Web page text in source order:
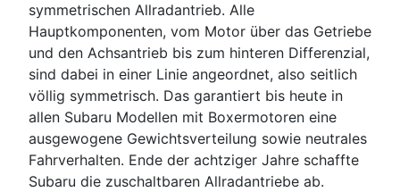
symmetrischen Allradantrieb. Alle
Hauptkomponenten, vom Motor über das Getriebe
und den Achsantrieb bis zum hinteren Differenzial,
sind dabei in einer Linie angeordnet, also seitlich
völlig symmetrisch. Das garantiert bis heute in
allen Subaru Modellen mit Boxermotoren eine
ausgewogene Gewichtsverteilung sowie neutrales
Fahrverhalten. Ende der achtziger Jahre schaffte
Subaru die zuschaltbaren Allradantriebe ab.